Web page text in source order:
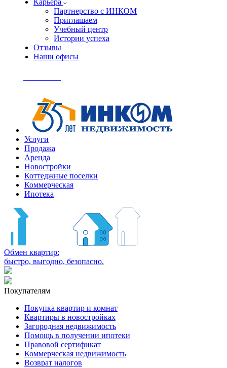
Карьера
Партнерство с ИНКОМ
Приглашаем
Учебный центр
Истории успеха
Отзывы
Наши офисы
Услуги
Продажа
Аренда
Новостройки
Коттеджные поселки
Коммерческая
Ипотека
Обмен квартир:
быстро, выгодно, безопасно.
Покупателям
Покупка квартир и комнат
Квартиры в новостройках
Загородная недвижимость
Помощь в получении ипотеки
Правовой сертификат
Коммерческая недвижимость
Возврат налогов